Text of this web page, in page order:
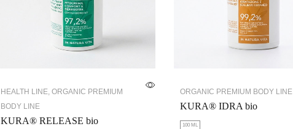
HEALTH LINE, ORGANIC PREMIUM
BODY LINE
KURA® RELEASE bio
ORGANIC PREMIUM BODY LINE
KURA® IDRA bio
100 ML